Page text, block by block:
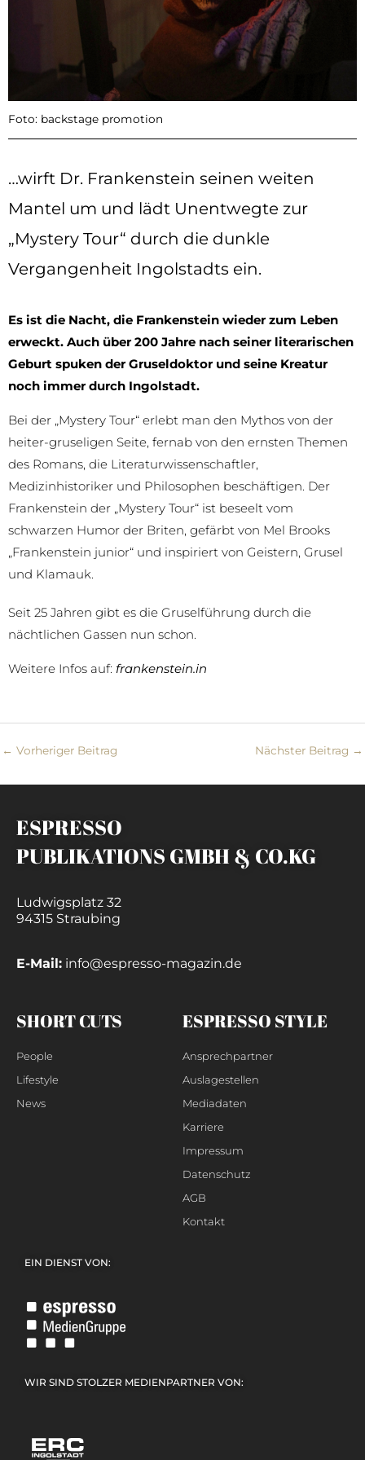
Foto: backstage promotion
…wirft Dr. Frankenstein seinen weiten
Mantel um und lädt Unentwegte zur
„Mystery Tour“ durch die dunkle
Vergangenheit Ingolstadts ein.
Es ist die Nacht, die Frankenstein wieder zum Leben
erweckt. Auch über 200 Jahre nach seiner literarischen
Geburt spuken der Gruseldoktor und seine Kreatur
noch immer durch Ingolstadt.
Bei der „Mystery Tour“ erlebt man den Mythos von der
heiter-gruseligen Seite, fernab von den ernsten Themen
des Romans, die Literaturwissenschaftler,
Medizinhistoriker und Philosophen beschäftigen. Der
Frankenstein der „Mystery Tour“ ist beseelt vom
schwarzen Humor der Briten, gefärbt von Mel Brooks
„Frankenstein junior“ und inspiriert von Geistern, Grusel
und Klamauk.
Seit 25 Jahren gibt es die Gruselführung durch die
nächtlichen Gassen nun schon.
Weitere Infos auf: frankenstein.in
← Vorheriger Beitrag Nächster Beitrag →
ESPRESSO
PUBLIKATIONS GMBH & CO.KG
Ludwigsplatz 32
94315 Straubing
E-Mail: info@espresso-magazin.de
SHORT CUTS
People
Lifestyle
News
ESPRESSO STYLE
Ansprechpartner
Auslagestellen
Mediadaten
Karriere
Impressum
Datenschutz
AGB
Kontakt
EIN DIENST VON:
WIR SIND STOLZER MEDIENPARTNER VON: